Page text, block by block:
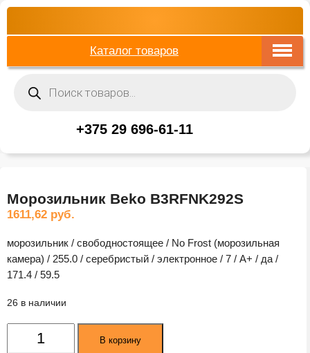
Каталог товаров
товаров
+375 29 696-61-11
Морозильник Beko B3RFNK292S
1611,62 руб.
морозильник / свободностоящее / No Frost (морозильная
камера) / 255.0 / серебристый / электронное / 7 / A+ / да /
171.4 / 59.5
26 в наличии
Количество
товара
В корзину